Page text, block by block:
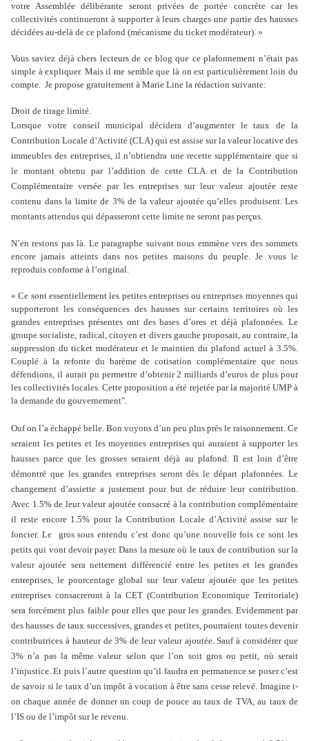
votre Assemblée délibérante seront privées de portée concrète car les
collectivités continueront à supporter à leurs charges une partie des hausses
décidées au-delà de ce plafond (mécanisme du ticket modérateur). »
Vous saviez déjà chers lecteurs de ce blog que ce plafonnement n’était pas
simple à expliquer. Mais il me semble que là on est particulièrement loin du
compte. Je propose gratuitement à Marie Line la rédaction suivante:
Droit de tirage limité.
Lorsque votre conseil municipal décidera d’augmenter le taux de la
Contribution Locale d’Activité (CLA) qui est assise sur la valeur locative des
immeubles des entreprises, il n’obtiendra une recette supplémentaire que si
le montant obtenu par l’addition de cette CLA et de la Contribution
Complémentaire versée par les entreprises sur leur valeur ajoutée reste
contenu dans la limite de 3% de la valeur ajoutée qu’elles produisent. Les
montants attendus qui dépasseront cette limite ne seront pas perçus.
N’en restons pas là. Le paragraphe suivant nous emmène vers des sommets
encore jamais atteints dans nos petites maisons du peuple. Je vous le
reproduis conforme à l’original.
« Ce sont essentiellement les petites entreprises ou entreprises moyennes qui
supporteront les conséquences des hausses sur certains territoires où les
grandes entreprises présentes ont des bases d’ores et déjà plafonnées. Le
groupe socialiste, radical, citoyen et divers gauche proposait, au contraire, la
suppression du ticket modérateur et le maintien du plafond actuel à 3.5%.
Couplé à la refonte du barème de cotisation complémentaire que nous
défendions, il aurait pu permettre d’obtenir 2 milliards d’euros de plus pour
les collectivités locales. Cette proposition a été rejetée par la majorité UMP à
la demande du gouvernement".
Ouf on l’a échappé belle. Bon voyons d’un peu plus près le raisonnement. Ce
seraient les petites et les moyennes entreprises qui auraient à supporter les
hausses parce que les grosses seraient déjà au plafond. Il est loin d’être
démontré que les grandes entreprises seront dès le départ plafonnées. Le
changement d’assiette a justement pour but de réduire leur contribution.
Avec 1.5% de leur valeur ajoutée consacré à la contribution complémentaire
il reste encore 1.5% pour la Contribution Locale d’Activité assise sur le
foncier. Le
gros sous entendu c’est donc qu’une nouvelle fois ce sont les
petits qui vont devoir payer. Dans la mesure où le taux de contribution sur la
valeur ajoutée sera nettement différencié entre les petites et les grandes
entreprises, le pourcentage global sur leur valeur ajoutée que les petites
entreprises consacreront à la CET (Contribution Economique Territoriale)
sera forcément plus faible pour elles que pour les grandes. Evidemment par
des hausses de taux successives, grandes et petites, pourraient toutes devenir
contributrices à hauteur de 3% de leur valeur ajoutée. Sauf à considérer que
3% n’a pas la même valeur selon que l’on soit gros ou petit, où serait
l’injustice. Et puis l’autre question qu’il faudra en permanence se poser c’est
de savoir si le taux d’un impôt à vocation à être sans cesse relevé. Imagine t-
on chaque année de donner un coup de pouce au taux de TVA, au taux de
l’IS ou de l’impôt sur le revenu.